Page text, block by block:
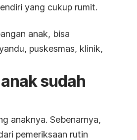
yang cukup rumit.
anak, bisa
puskesmas, klinik,
sudah
anaknya. Sebenarnya,
pemeriksaan rutin